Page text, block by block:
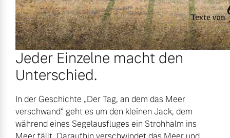
Jeder Einzelne macht den
Unterschied.
In der Geschichte „Der Tag, an dem das Meer
verschwand“ geht es um den kleinen Jack, dem
während eines Segelausfluges ein Strohhalm ins